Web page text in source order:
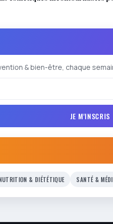
& bien-être, chaque
JE M'INSCRIS
& DIÉTÉTIQUE SANTÉ &